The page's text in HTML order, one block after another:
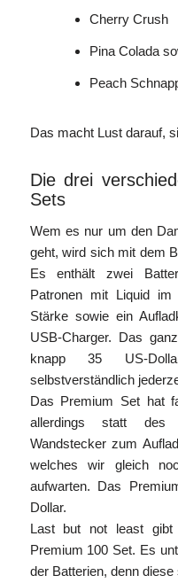
Cherry Crush
Pina Colada
Peach
Das macht Lust darauf,
Die drei
Sets
Wem es nur um den
geht, wird sich mit dem
Es enthält zwei
Patronen mit Liquid
Stärke sowie ein
USB-Charger. Das
knapp 35 US-
selbstverständlich
Das Premium Set hat
allerdings statt des
Wandstecker zum
welches wir gleich
aufwarten. Das
Dollar.
Last but not least
Premium 100 Set. Es
der Batterien, denn